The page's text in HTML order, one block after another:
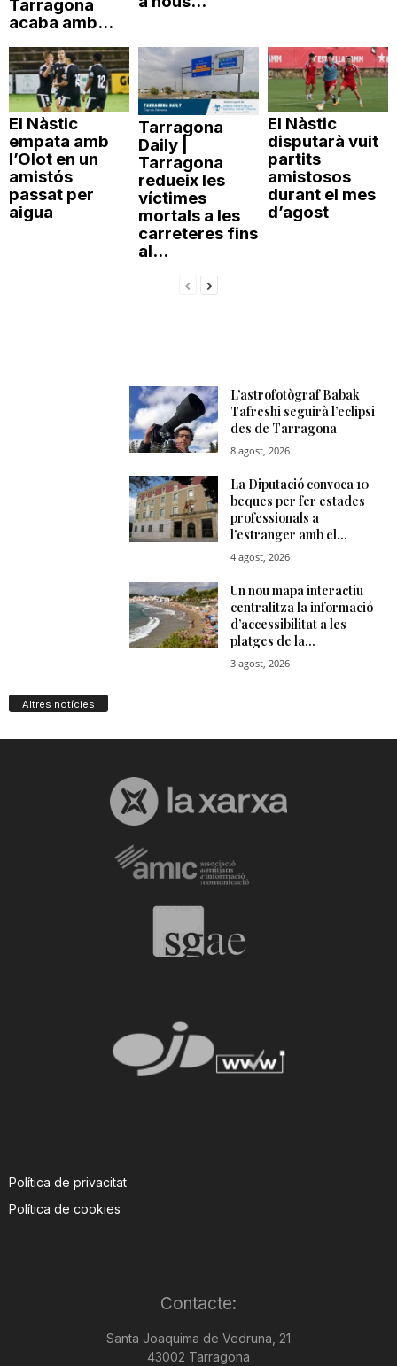
Tarragona
acaba amb...
El Nàstic
empata amb
l’Olot en un
amistós
passat per
aigua
Tarragona
Daily |
Tarragona
redueix les
víctimes
mortals a les
carreteres fins
al...
El Nàstic
disputarà vuit
partits
amistosos
durant el mes
d’agost
Altres notícies
Política de privacitat
Política de cookies
Contacte:
Santa Joaquima de Vedruna, 21
43002 Tarragona